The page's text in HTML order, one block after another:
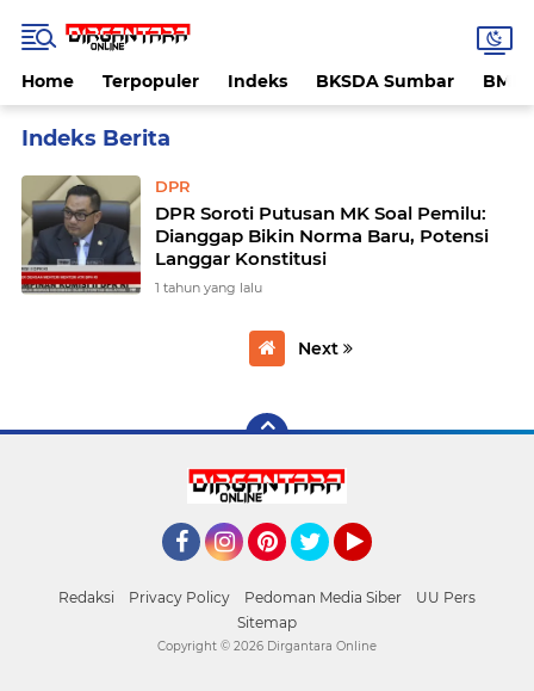
Home Terpopuler Indeks BKSDA Sumbar
DPR
DPR Soroti Putusan MK Soal Pemilu:
Dianggap Bikin Norma Baru, Potensi
Langgar Konstitusi
1 tahun yang lalu
Next
Redaksi Privacy Policy Pedoman Media Siber
UU Pers
Sitemap
Copyright © 2026 Dirgantara Online